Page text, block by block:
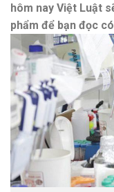
hôm nay Việt Luật
phẩm để bạn đọc